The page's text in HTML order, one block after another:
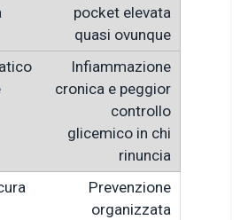
pocket elevata
quasi ovunque
Infiammazione
cronica e peggior
controllo
glicemico in chi
rinuncia
Prevenzione
organizzata